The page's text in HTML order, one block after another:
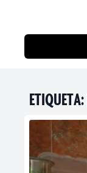
ETIQUETA: